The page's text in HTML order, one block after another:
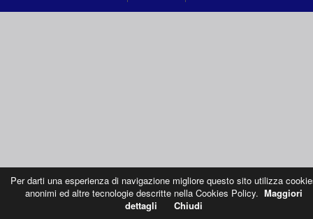
Per darti una esperienza di navigazione migliore questo sito utilizza
anonimi ed altre tecnologie descritte nella Cookies Policy. Maggiori
dettagli
Chiudi